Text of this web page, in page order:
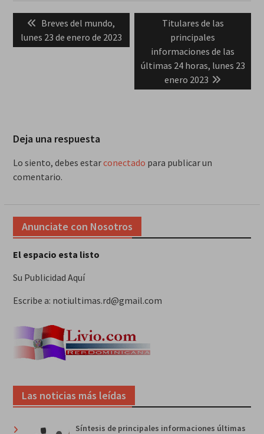
entradas
Previous
post:
Breves del mundo,
lunes 23 de enero de 2023
Next
post:
Titulares de las
principales
informaciones de las
últimas 24 horas, lunes 23
enero 2023
Deja una respuesta
Lo siento, debes estarconectado para publicar un
comentario.
Anunciate con Nosotros
El espacio esta listo
Su Publicidad Aquí
Escribe a: notiultimas.rd@gmail.com
Las noticias más leídas
Síntesis de principales informaciones últimas